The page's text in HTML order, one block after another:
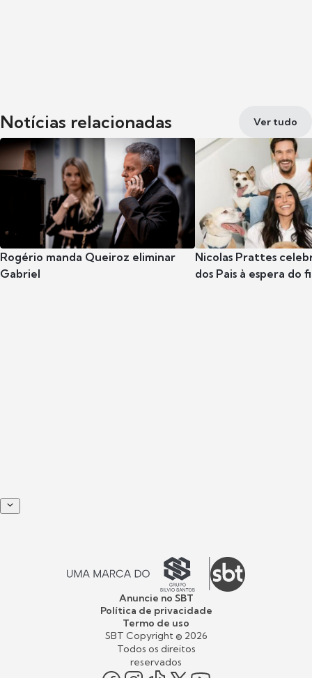
Notícias relacionadas Ver tudo
Rogério manda Queiroz eliminar
Gabriel
Nicolas Prattes
dos Pais à espera do
Anuncie no SBT
Política de privacidade
Termo de uso
SBT Copyright © 2026
Todos os direitos
reservados